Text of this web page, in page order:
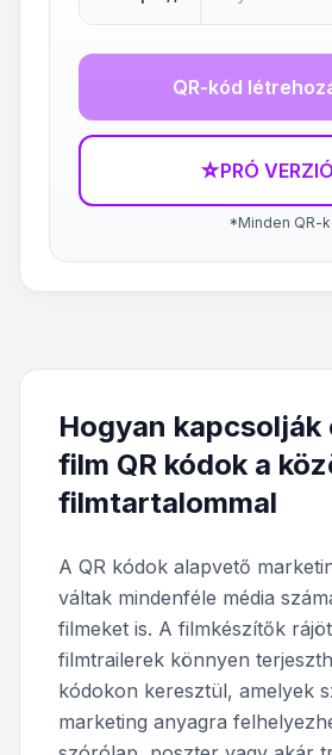
QR-kód
☆PRÓ VERZIÓ
*Minden QR-
Hogyan kapcsolják
film QR kódok a
filmtartalommal
A QR kódok alapvető
váltak mindenféle média
filmeket is. A filmkészítők
filmtrailerek könnyen
kódokon keresztül, amelyek
marketing anyagra